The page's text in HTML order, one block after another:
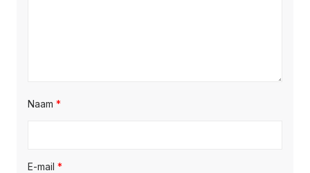
Naam *
E-mail *